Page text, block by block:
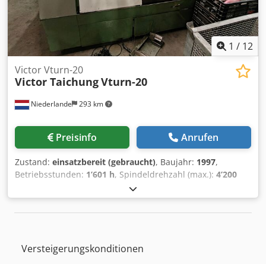
1 / 12
Niederlande 293 km
Victor Vturn-20
Victor TaichungVturn-20
Preisinfo Anrufen
Zustand: einsatzbereit (gebraucht), Baujahr: 1997,
Betriebsstunden: 1’601 h, Spindeldrehzahl (max.): 4’200
, Verfahrweg X-Achse:135 mm
600 mm, Gesamthöhe:1’650 mm, Gesamtbreite:1’500
mm, Gesamtgewicht:3’300 kg, Steuerungshersteller:
Werkzeugmagazin:10, Anzahl der Achsen:
Versteigerungskonditionen